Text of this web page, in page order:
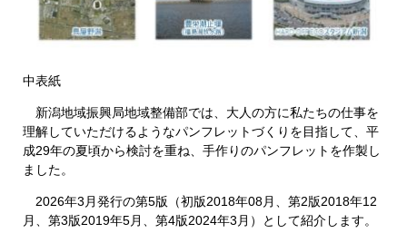
中表紙
新潟地域振興局地域整備部では、大人の方に私たちの仕事を
理解していただけるようなパンフレットづくりを目指して、平
成29年の夏頃から検討を重ね、手作りのパンフレットを作製し
ました。
2026年3月発行の第5版（初版2018年08月、第2版2018年12
月、第3版2019年5月、第4版2024年3月）として紹介します。